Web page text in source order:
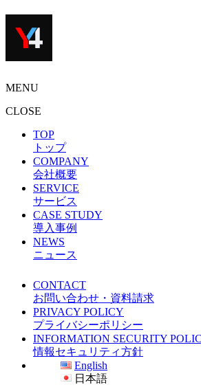
MENU
CLOSE
TOP
トップ
COMPANY
会社概要
SERVICE
サービス
CASE STUDY
導入事例
NEWS
ニュース
CONTACT
お問い合わせ・資料請求
PRIVACY POLICY
プライバシーポリシー
INFORMATION SECURITY
情報セキュリティ方針
English
日本語